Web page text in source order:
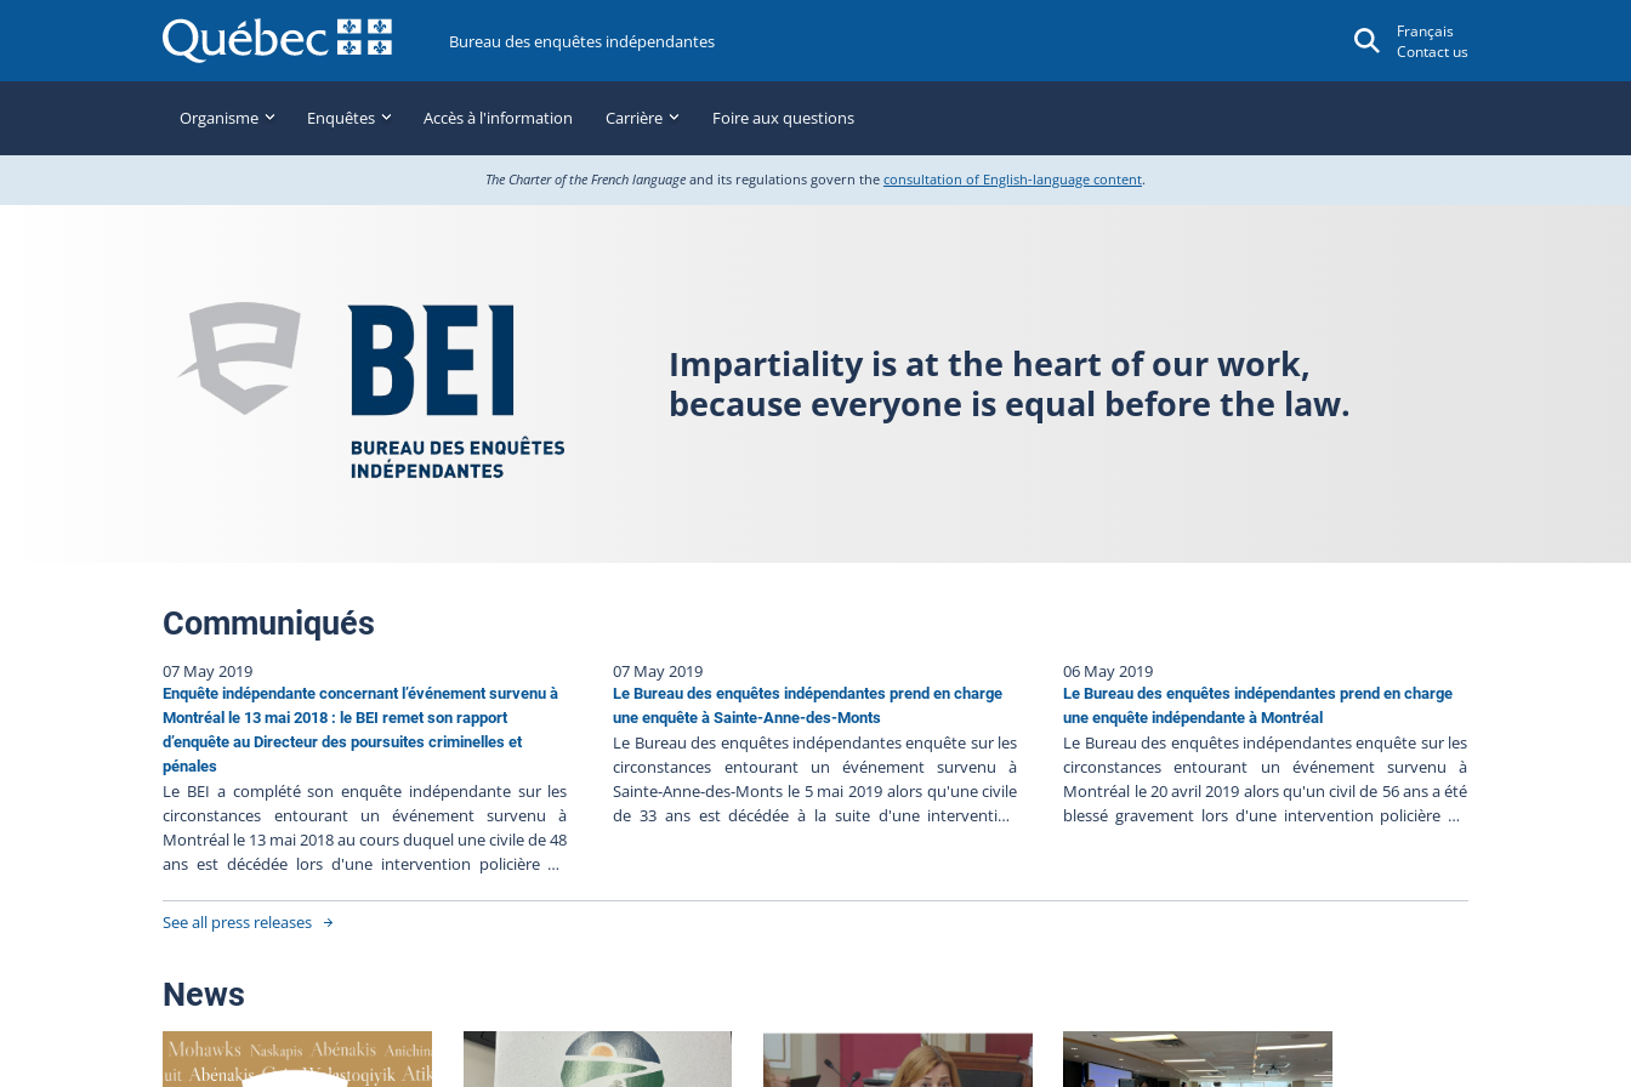
Bureau des enquêtes indépendantes
Français
Contact us
Organisme Enquêtes Accès à l'information Carrière Foire aux questions
The Charter of the French language and its regulations govern the consultation of English-language content.
Impartiality is at the heart of our work,
because everyone is equal before the law.
Communiqués
07 May 2019
Enquête indépendante concernant l’événement survenu à
Montréal le 13 mai 2018 : le BEI remet son rapport
d’enquête au Directeur des poursuites criminelles et
pénales
Le BEI a complété son enquête indépendante sur les
circonstances entourant un événement survenu à
Montréal le 13 mai 2018 au cours duquel une civile de 48
ans est décédée lors d'une intervention policière du
démontre les faits suivants : Le 10 mai 2018, vers 22 h
25, un appel est logé au 911 pour rapporter la
qu’elle est dépressive. Le SPVM enclenche des
recherches afin de la retrouver. Le 11 mai, un policier se
présente à un motel pour y vérifier la présence de la
femme. Il consulte le livre des registres, mais son nom
n’y figure pas. Il demande alors à la propriétaire qu’elle
07 May 2019
Le Bureau des enquêtes indépendantes prend en charge
une enquête à Sainte-Anne-des-Monts
Le Bureau des enquêtes indépendantes enquête sur les
circonstances entourant un événement survenu à
Sainte-Anne-des-Monts le 5 mai 2019 alors qu'une civile
de 33 ans est décédée à la suite d'une intervention
véhicule, auraient procédé à son interception.- Le
conducteur aurait reçu des constats d'infraction et
aurait pu repartir avec les deux occupantes de son
06 May 2019
Le Bureau des enquêtes indépendantes prend en charge
une enquête indépendante à Montréal
Le Bureau des enquêtes indépendantes enquête sur les
circonstances entourant un événement survenu à
Montréal le 20 avril 2019 alors qu'un civil de 56 ans a été
blessé gravement lors d'une intervention policière du
bagarre, mais en vain.- Il aurait alors utilisé à nouveau sa
lampe de poche en frappant le même civil à la tête afin
qu’il lâche prise.- Celui-ci aurait perdu conscience et
See all press releases
News